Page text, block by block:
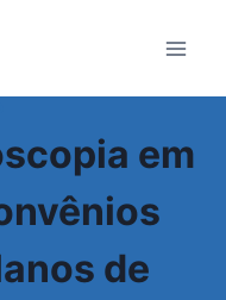
em
de